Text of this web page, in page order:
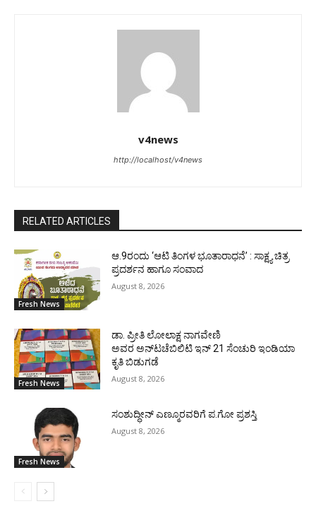
v4news
http://localhost/v4news
RELATED ARTICLES
Fresh News
ಆ.9ರಂದು ‘ಆಟಿ ತಿಂಗಳ ಭೂತಾರಾಧನೆ’ : ಸಾಕ್ಷ್ಯ ಚಿತ್ರ
ಪ್ರದರ್ಶನ ಹಾಗೂ ಸಂವಾದ
August 8, 2026
Fresh News
ಡಾ. ಪ್ರೀತಿ ಲೋಲಾಕ್ಷ ನಾಗವೇಣಿ
ಅವರ ಅನ್‌ಟಚೆಬಿಲಿಟಿ ಇನ್ 21 ಸೆಂಚುರಿ ಇಂಡಿಯಾ
ಕೃತಿ ಬಿಡುಗಡೆ
August 8, 2026
Fresh News
ಸಂಶುದ್ಧೀನ್ ಎಣ್ಮೂರವರಿಗೆ ಪ.ಗೋ ಪ್ರಶಸ್ತಿ
August 8, 2026